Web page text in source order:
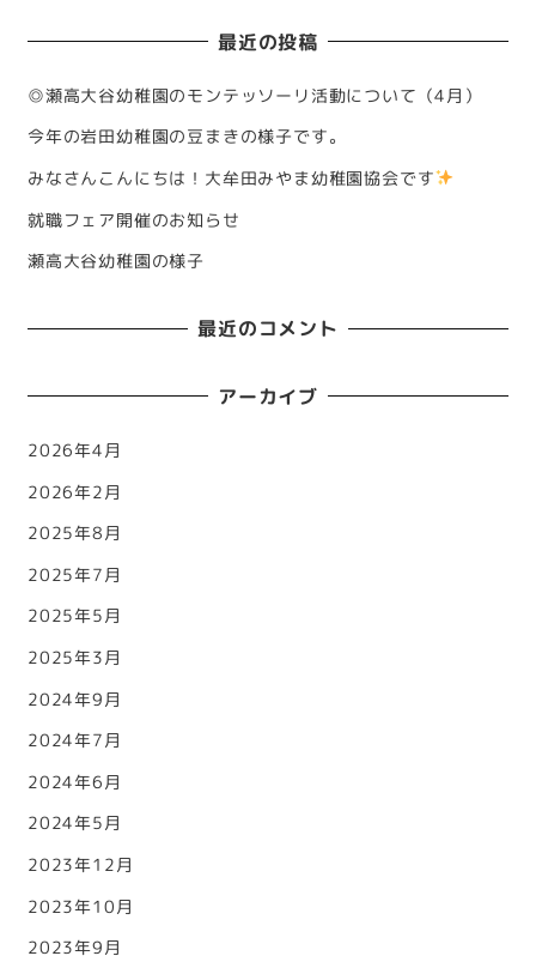
最近の投稿
◎瀬高大谷幼稚園のモンテッソーリ活動について（4月）
今年の岩田幼稚園の豆まきの様子です。
みなさんこんにちは！大牟田みやま幼稚園協会です
就職フェア開催のお知らせ
瀬高大谷幼稚園の様子
最近のコメント
アーカイブ
2026年4月
2026年2月
2025年8月
2025年7月
2025年5月
2025年3月
2024年9月
2024年7月
2024年6月
2024年5月
2023年12月
2023年10月
2023年9月